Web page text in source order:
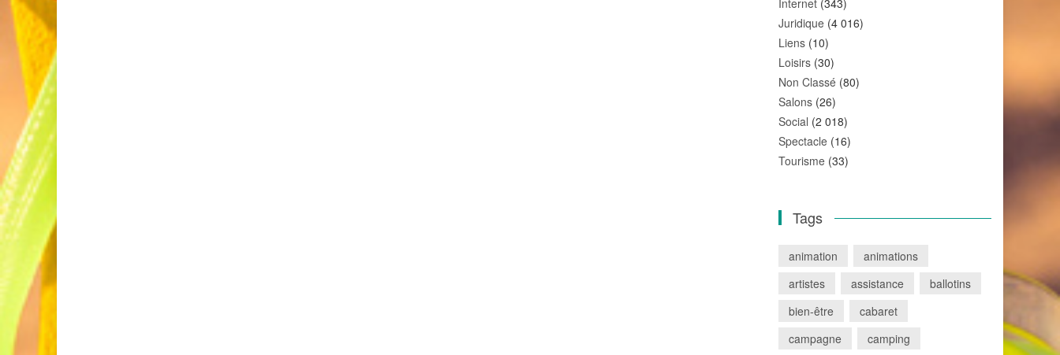
Internet (343)
Juridique (4 016)
Liens (10)
Loisirs (30)
Non Classé (80)
Salons (26)
Social (2 018)
Spectacle (16)
Tourisme (33)
Tags
animation
animations
artistes
assistance
ballotins
bien-être
cabaret
campagne
camping